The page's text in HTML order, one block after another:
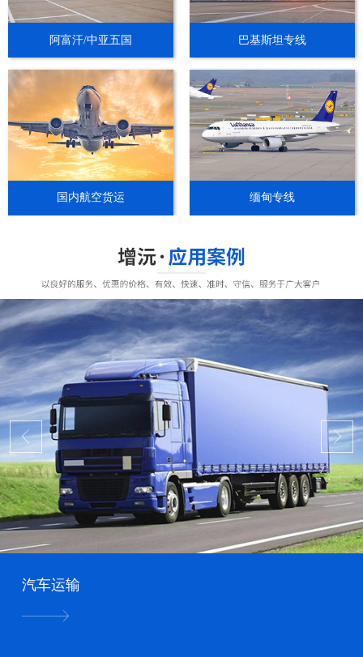
阿富汗/中亚五国 巴基斯坦专线
国内航空货运 缅甸专线
汽车运输